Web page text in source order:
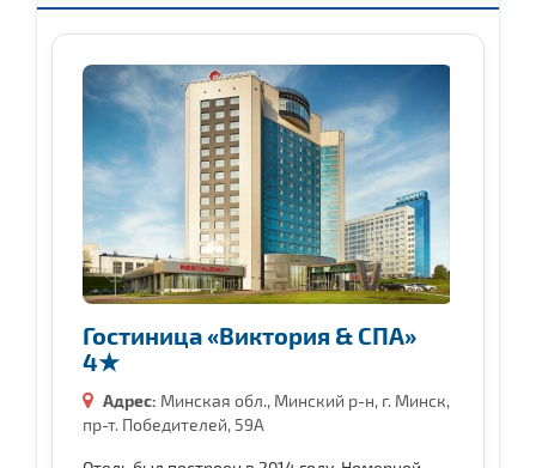
Гостиница «Виктория & СПА»
4★
Адрес: Минская обл., Минский р-н, г. Минск,
пр-т. Победителей, 59А